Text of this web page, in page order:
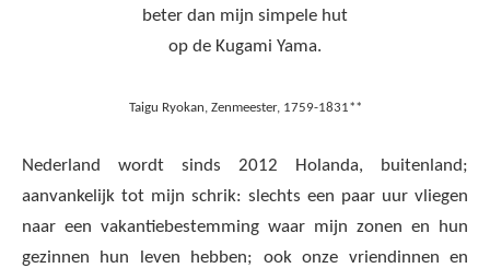
beter dan mijn simpele hut
op de Kugami Yama.
Taigu Ryokan, Zenmeester, 1759-1831**
Nederland wordt sinds 2012 Holanda, buitenland;
aanvankelijk tot mijn schrik: slechts een paar uur vliegen
naar een vakantiebestemming waar mijn zonen en hun
gezinnen hun leven hebben; ook onze vriendinnen en